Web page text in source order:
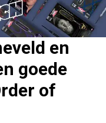
en
goede
of